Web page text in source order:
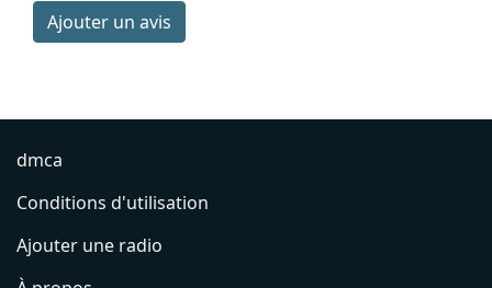
Ajouter un avis
dmca
Conditions d'utilisation
Ajouter une radio